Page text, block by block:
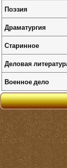
Поэзия
Драматургия
Старинное
Деловая
Военное дело